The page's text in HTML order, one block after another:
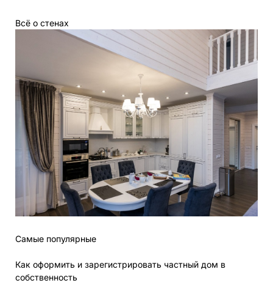
Всё о стенах
Самые популярные
Как оформить и зарегистрировать частный дом в
собственность